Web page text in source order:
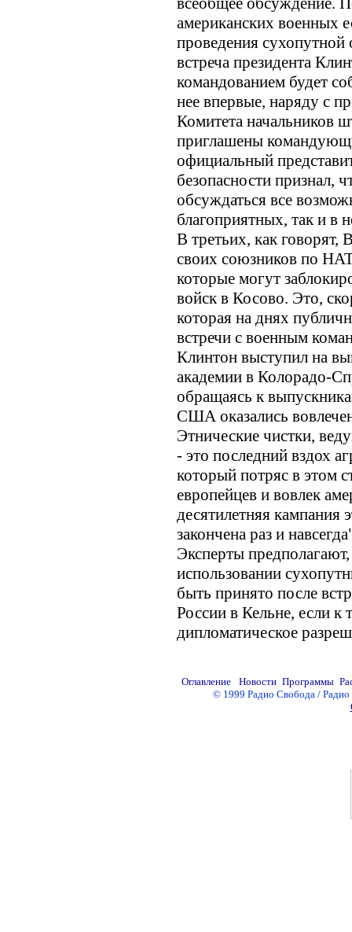
американских военных
проведения
встреча президента
командованием будет
нее впервые, наряду с
Комитета начальников
приглашены
официальный
безопасности признал,
обсуждаться все
благоприятных, так и в
В третьих, как говорят,
своих союзников по
которые могут
войск в Косово. Это,
которая на днях
встречи с военным
Клинтон выступил на
академии в Колорадо-
обращаясь к
США оказались
Этнические чистки,
- это последний вздох
который потряс в этом
европейцев и вовлек
десятилетняя кампания
закончена раз и
Эксперты
использовании
быть принято после
России в Кельне, если
дипломатическое
© 1999 Радио Свобода /